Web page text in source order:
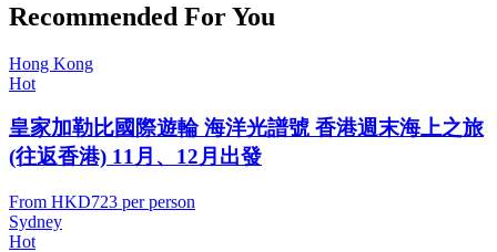
Recommended For You
Hong Kong
Hot
皇家加勒比國際遊輪 海洋光譜號 香港週末海上之旅
(往返香港) 11月、12月出發
From HKD723 per person
Sydney
Hot